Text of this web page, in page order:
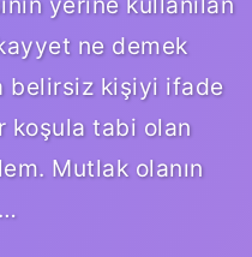
ne demek
belirsiz kişiyi ifade
koşula tabi olan
Mutlak olanın